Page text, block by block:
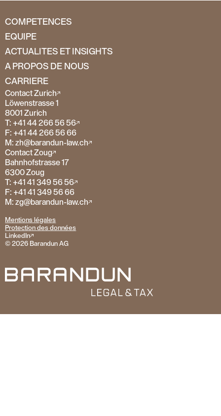
COMPETENCES
EQUIPE
ACTUALITES ET INSIGHTS
A PROPOS DE NOUS
CARRIERE
Contact Zurich
Löwenstrasse 1
8001 Zurich
T: +41 44 266 56 56
F: +41 44 266 56 66
M: zh@barandun-law.ch
Contact Zoug
Bahnhofstrasse 17
6300 Zoug
T: +41 41 349 56 56
F: +41 41 349 56 66
M: zg@barandun-law.ch
Mentions légales
Protection des données
LinkedIn
© 2026 Barandun AG